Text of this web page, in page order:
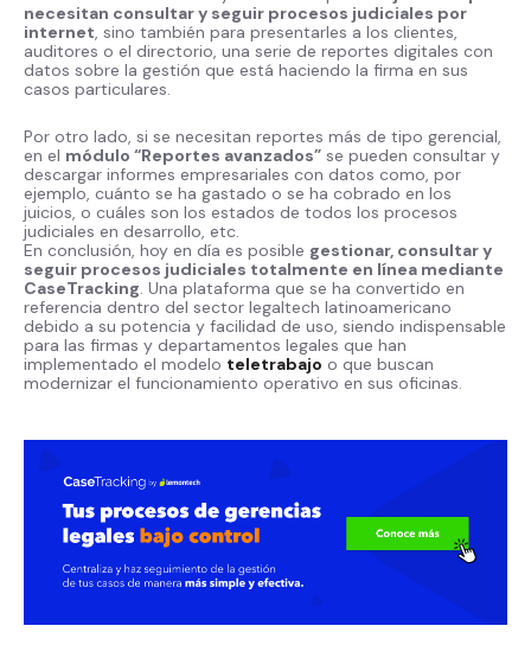
necesitan consultar y seguir procesos judiciales por
internet, sino también para presentarles a los clientes,
auditores o el directorio, una serie de reportes digitales con
datos sobre la gestión que está haciendo la firma en sus
casos particulares.
Por otro lado, si se necesitan reportes más de tipo gerencial,
en el módulo “Reportes avanzados” se pueden consultar y
descargar informes empresariales con datos como, por
ejemplo, cuánto se ha gastado o se ha cobrado en los
juicios, o cuáles son los estados de todos los procesos
judiciales en desarrollo, etc.
En conclusión, hoy en día es posible gestionar, consultar y
seguir procesos judiciales totalmente en línea mediante
CaseTracking. Una plataforma que se ha convertido en
referencia dentro del sector legaltech latinoamericano
debido a su potencia y facilidad de uso, siendo indispensable
para las firmas y departamentos legales que han
implementado el modelo teletrabajo o que buscan
modernizar el funcionamiento operativo en sus oficinas.